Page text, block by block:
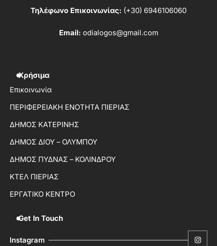
Τηλέφωνο Επικοινωνίας: (+30) 6946106060
Email: odialogos@gmail.com
Χρήσιμα
Επικοινωνία
ΠΕΡΙΦΕΡΕΙΑΚΗ ΕΝΟΤΗΤΑ ΠΙΕΡΙΑΣ
ΔΗΜΟΣ ΚΑΤΕΡΙΝΗΣ
ΔΗΜΟΣ ΔΙΟΥ – ΟΛΥΜΠΟΥ
ΔΗΜΟΣ ΠΥΔΝΑΣ – ΚΟΛΙΝΔΡΟΥ
ΚΤΕΛ ΠΙΕΡΙΑΣ
ΕΡΓΑΤΙΚΟ ΚΕΝΤΡΟ
Get In Touch
Instagram